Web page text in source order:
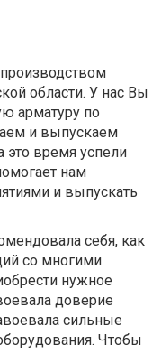
области. У нас Вы
арматуру по
и выпускаем
это время успели
нам
и выпускать
себя, как
со многими
нужное
доверие
сильные
Чтобы